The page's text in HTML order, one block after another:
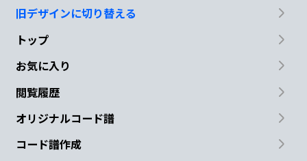
旧デザインに切り替える
トップ
お気に入り
閲覧履歴
オリジナルコード譜
コード譜作成